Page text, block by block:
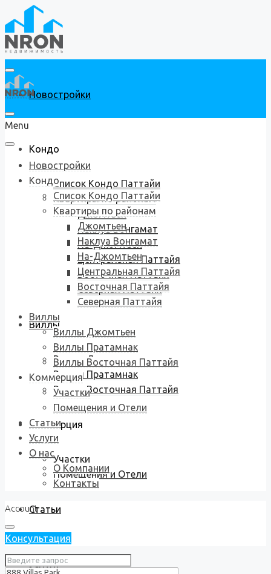
Новостройки
Кондо
Список Кондо Паттайи
Квартиры по районам
Джомтьен
Наклуа Вонгамат
На-Джомтьен
Центральная Паттайя
Восточная Паттайя
Северная Паттайя
Виллы
Виллы Джомтьен
Виллы Пратамнак
Виллы Восточная Паттайя
Коммерция
Участки
Помещения и Отели
Статьи
Услуги
Menu
Новостройки
Кондо
Список Кондо Паттайи
Квартиры по районам
Джомтьен
Наклуа Вонгамат
На-Джомтьен
Центральная Паттайя
Восточная Паттайя
Северная Паттайя
Виллы
Виллы Джомтьен
Виллы Пратамнак
Виллы Восточная Паттайя
Коммерция
Участки
Помещения и Отели
Статьи
Услуги
О нас
О Компании
Контакты
Account
Консультация